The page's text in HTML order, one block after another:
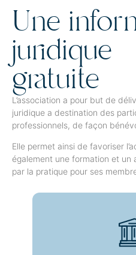
Une
juridique
gratuite
L’association a pour but de
juridique a destination des
professionnels, de façon
Elle permet ainsi de favoriser
également une formation et un
par la pratique pour ses